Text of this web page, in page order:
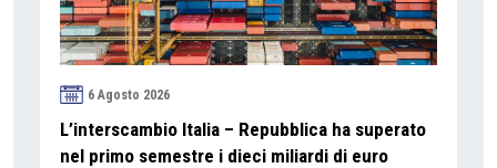
6 Agosto 2026
L’interscambio Italia – Repubblica ha superato
nel primo semestre i dieci miliardi di euro